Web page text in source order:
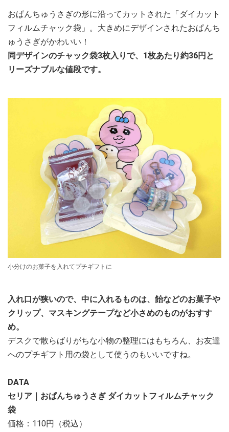
おぱんちゅうさぎの形に沿ってカットされた「ダイカット
フィルムチャック袋」。大きめにデザインされたおぱんち
ゅうさぎがかわいい！
同デザインのチャック袋3枚入りで、1枚あたり約36円と
リーズナブルな値段です。
小分けのお菓子を入れてプチギフトに
入れ口が狭いので、中に入れるものは、飴などのお菓子や
クリップ、マスキングテープなど小さめのものがおすす
め。
デスクで散らばりがちな小物の整理にはもちろん、お友達
へのプチギフト用の袋として使うのもいいですね。
DATA
セリア｜おぱんちゅうさぎ ダイカットフィルムチャック
袋
価格：110円（税込）